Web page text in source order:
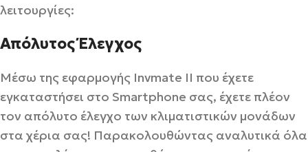
λειτουργίες:
Απόλυτος Έλεγχος
Μέσω της εφαρμογής Invmate II που έχετε
εγκαταστήσει στο Smartphone σας, έχετε πλέον
τον απόλυτο έλεγχο των κλιματιστικών μονάδων
στα χέρια σας! Παρακολουθώντας αναλυτικά όλα